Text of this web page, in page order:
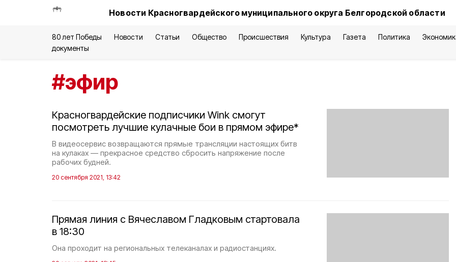
Новости Красногвардейского муниципального округа Белгородской области
80 лет Победы Новости Статьи Общество Происшествия Культура Газета Политика
документы
#эфир
Красногвардейские подписчики Wink смогут
посмотреть лучшие кулачные бои в прямом эфире*
В видеосервис возвращаются прямые трансляции настоящих битв
на кулаках — прекрасное средство сбросить напряжение после
рабочих будней.
20 сентября 2021, 13:42
Прямая линия с Вячеславом Гладковым стартовала
в 18:30
Она проходит на региональных телеканалах и радиостанциях.